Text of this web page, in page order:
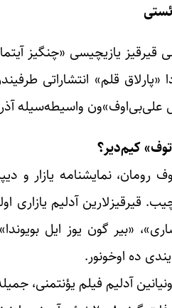
واسیطه‌سیله
کیم‌دیر؟
قیرقیزلارین آدلیم
«بیر گون یوز ایل
ده اوخونور.
آدلیم فیلم یؤنتمنی،